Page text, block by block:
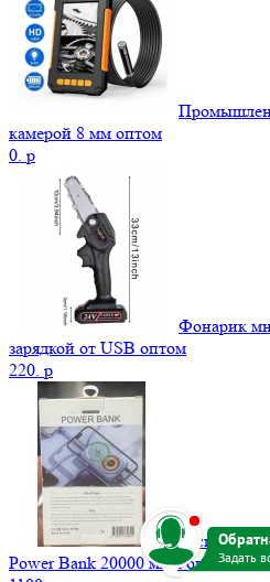
камерой 8 мм оптом
0. p
Фонарик
зарядкой от USB оптом
220. p
Power Bank 20000 мАч оптом
b